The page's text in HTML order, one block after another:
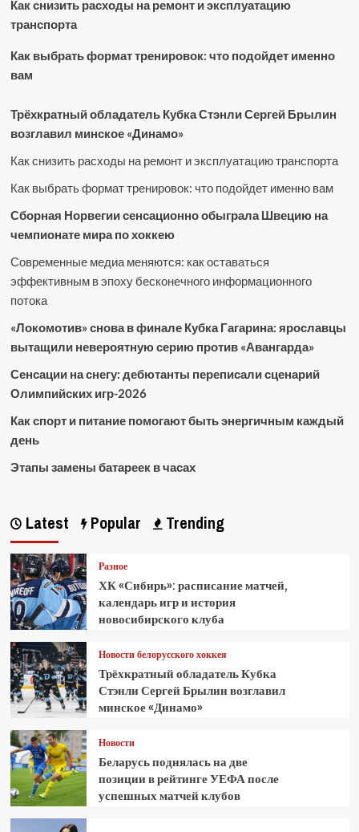
Как снизить расходы на ремонт и эксплуатацию
транспорта
Как выбрать формат тренировок: что подойдет именно
вам
Трёхкратный обладатель Кубка Стэнли Сергей Брылин
возглавил минское «Динамо»
Как снизить расходы на ремонт и эксплуатацию транспорта
Как выбрать формат тренировок: что подойдет именно вам
Сборная Норвегии сенсационно обыграла Швецию на
чемпионате мира по хоккею
Современные медиа меняются: как оставаться
эффективным в эпоху бесконечного информационного
потока
«Локомотив» снова в финале Кубка Гагарина: ярославцы
вытащили невероятную серию против «Авангарда»
Сенсации на снегу: дебютанты переписали сценарий
Олимпийских игр-2026
Как спорт и питание помогают быть энергичным каждый
день
Этапы замены батареек в часах
Latest Popular Trending
Разное
ХК «Сибирь»: расписание матчей,
календарь игр и история
новосибирского клуба
Новости белорусского хоккея
Трёхкратный обладатель Кубка
Стэнли Сергей Брылин возглавил
минское «Динамо»
Новости
Беларусь поднялась на две
позиции в рейтинге УЕФА после
успешных матчей клубов